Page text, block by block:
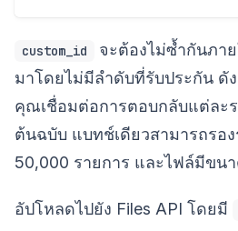
custom_id
จะต้องไม่ซ้ำกันภา
มาโดยไม่มีลำดับที่รับประกัน ดั
คุณเชื่อมต่อการตอบกลับแต่ละ
ต้นฉบับ แบทช์เดียวสามารถรอ
50,000 รายการ และไฟล์มีขน
อัปโหลดไปยัง Files API โดยมี